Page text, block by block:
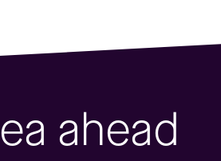
ahead